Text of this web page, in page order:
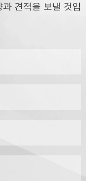
견적을 보낼 것입